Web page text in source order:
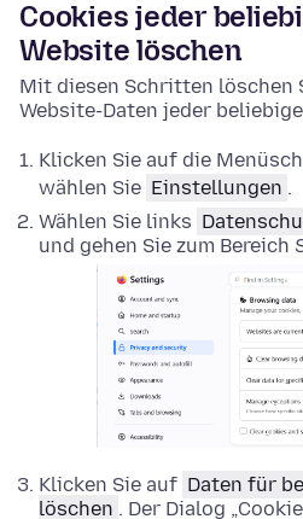
Cookies jeder
Website löschen
Mit diesen Schritten löschen
Website-Daten jeder
Klicken Sie auf die
wählen Sie Einstellungen .
Wählen Sie links
und gehen Sie zum Bereich
Klicken Sie auf Daten für
löschen . Der Dialog